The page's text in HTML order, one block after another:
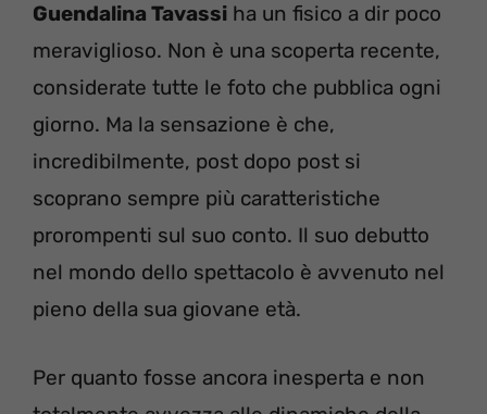
Guendalina Tavassi ha un fisico a dir poco
meraviglioso. Non è una scoperta recente,
considerate tutte le foto che pubblica ogni
giorno. Ma la sensazione è che,
incredibilmente, post dopo post si
scoprano sempre più caratteristiche
prorompenti sul suo conto. Il suo debutto
nel mondo dello spettacolo è avvenuto nel
pieno della sua giovane età.
Per quanto fosse ancora inesperta e non